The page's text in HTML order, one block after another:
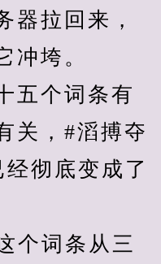
器拉回来，
冲垮。
个词条有
关，#滔搏夺
彻底变成了
词条从三